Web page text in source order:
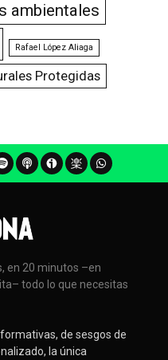
ambientales
Rafael López Aliaga
Protegidas
en 20 minutos –en
todo lo que necesitas
de sesgos de
la única